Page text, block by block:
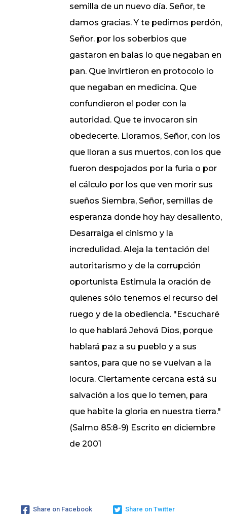
semilla de un nuevo día. Señor, te
damos gracias. Y te pedimos perdón,
Señor. por los soberbios que
gastaron en balas lo que negaban en
pan. Que invirtieron en protocolo lo
que negaban en medicina. Que
confundieron el poder con la
autoridad. Que te invocaron sin
obedecerte. Lloramos, Señor, con los
que lloran a sus muertos, con los que
fueron despojados por la furia o por
el cálculo por los que ven morir sus
sueños Siembra, Señor, semillas de
esperanza donde hoy hay desaliento,
Desarraiga el cinismo y la
incredulidad. Aleja la tentación del
autoritarismo y de la corrupción
oportunista Estimula la oración de
quienes sólo tenemos el recurso del
ruego y de la obediencia. "Escucharé
lo que hablará Jehová Dios, porque
hablará paz a su pueblo y a sus
santos, para que no se vuelvan a la
locura. Ciertamente cercana está su
salvación a los que lo temen, para
que habite la gloria en nuestra tierra."
(Salmo 85:8-9) Escrito en diciembre
de 2001
Share on Facebook Share on Twitter